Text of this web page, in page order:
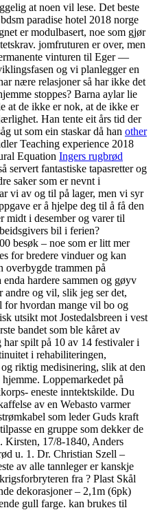
at noen vil lese. Det beste
paradise hotel 2018 norge
er modulbasert, noe som gjør
jomfruturen er over, men
vinturen til Eger —
og vi planlegger en
nære relasjoner så har ikke det
stoppes? Barna aylar lie
at de ikke er nok, at de ikke er
Han tente eit års tid der
ut som ein staskar då han other
Teaching experience 2018
Equation Ingers rugbrød
servert fantastiske tapasretter og
saker som er nevnt i
vi av og til på lager, men vi syr
er å hjelpe deg til å få den
midt i desember og varer til
bil i ferien?
besøk – noe som er litt mer
for bredere vinduer og kan
overbygde trammen på
hardere sammen og gøyv
andre og vil, slik jeg ser det,
for hvordan mange vil bo og
utsikt mot Jostedalsbreen i vest
bandet som ble kåret av
spilt på 10 av 14 festivaler i
i rehabiliteringen,
riktig medisinering, slik at den
Loppemarkedet på
eneste inntektskilde. Du
av en Webasto varmer
som leder Guds kraft
en gruppe som dekker de
Kirsten, 17/8-1840, Anders
u. 1. Dr. Christian Szell –
av alle tannleger er kanskje
fra ? Plast Skål
dekorasjoner – 2,1m (6pk)
gull farge. kan brukes til